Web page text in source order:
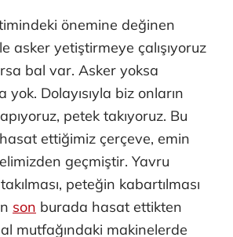
önemine değinen
asker yetiştirmeye çalışıyoruz
bal var. Asker yoksa
Dolayısıyla biz onların
petek takıyoruz. Bu
ettiğimiz çerçeve, emin
geçmiştir. Yavru
peteğin kabartılması
son burada hasat ettikten
mutfağındaki makinelerde